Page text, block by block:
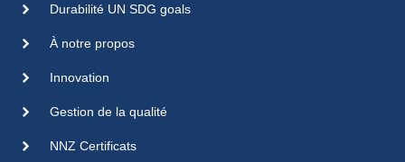
Durabilité UN SDG goals
À notre propos
Innovation
Gestion de la qualité
NNZ Certificats